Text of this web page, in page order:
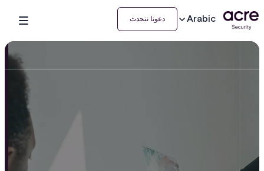
Arabic دعونا نتحدث